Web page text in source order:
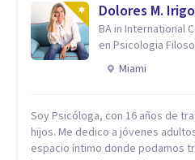
Dolores M.
BA in International
en
Miami
Soy Psicóloga, con 16 años de
hijos. Me dedico a jóvenes adultos y parejas , brindándoles un
espacio íntimo donde podamos